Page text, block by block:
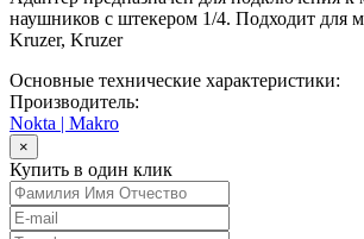
наушников с штекером 1/4. Подходит для
Kruzer, Kruzer
Основные технические характеристики:
Производитель:
Nokta | Makro
×
Купить в один клик